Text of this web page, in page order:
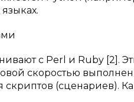
с Perl и Ruby [2].
скоростью
(сценариев).